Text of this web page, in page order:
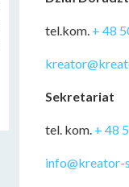
tel.kom. + 48
Sekretariat
tel. kom. + 48
info@kreator-